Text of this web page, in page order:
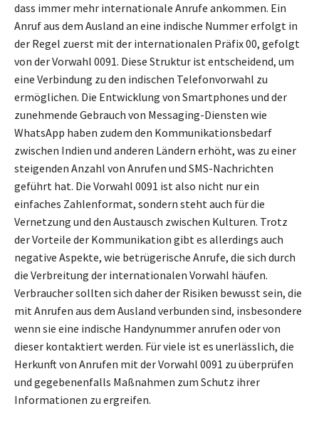
dass immer mehr internationale Anrufe ankommen. Ein
Anruf aus dem Ausland an eine indische Nummer erfolgt in
der Regel zuerst mit der internationalen Präfix 00, gefolgt
von der Vorwahl 0091. Diese Struktur ist entscheidend, um
eine Verbindung zu den indischen Telefonvorwahl zu
ermöglichen. Die Entwicklung von Smartphones und der
zunehmende Gebrauch von Messaging-Diensten wie
WhatsApp haben zudem den Kommunikationsbedarf
zwischen Indien und anderen Ländern erhöht, was zu einer
steigenden Anzahl von Anrufen und SMS-Nachrichten
geführt hat. Die Vorwahl 0091 ist also nicht nur ein
einfaches Zahlenformat, sondern steht auch für die
Vernetzung und den Austausch zwischen Kulturen. Trotz
der Vorteile der Kommunikation gibt es allerdings auch
negative Aspekte, wie betrügerische Anrufe, die sich durch
die Verbreitung der internationalen Vorwahl häufen.
Verbraucher sollten sich daher der Risiken bewusst sein, die
mit Anrufen aus dem Ausland verbunden sind, insbesondere
wenn sie eine indische Handynummer anrufen oder von
dieser kontaktiert werden. Für viele ist es unerlässlich, die
Herkunft von Anrufen mit der Vorwahl 0091 zu überprüfen
und gegebenenfalls Maßnahmen zum Schutz ihrer
Informationen zu ergreifen.